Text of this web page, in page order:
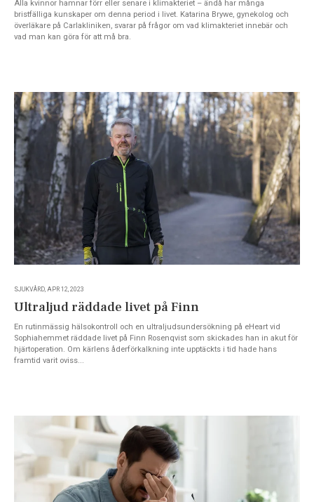
Alla kvinnor hamnar förr eller senare i klimakteriet – ändå har många
bristfälliga kunskaper om denna period i livet. Katarina Brywe, gynekolog och
överläkare på Carlakliniken, svarar på frågor om vad klimakteriet innebär och
vad man kan göra för att må bra.
SJUKVÅRD, APR 12, 2023
Ultraljud räddade livet på Finn
En rutinmässig hälsokontroll och en ultraljudsundersökning på eHeart vid
Sophiahemmet räddade livet på Finn Rosenqvist som skickades han in akut för
hjärtoperation. Om kärlens åderförkalkning inte upptäckts i tid hade hans
framtid varit oviss...